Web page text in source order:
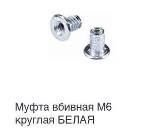
Муфта вбивная M6
круглая БЕЛАЯ